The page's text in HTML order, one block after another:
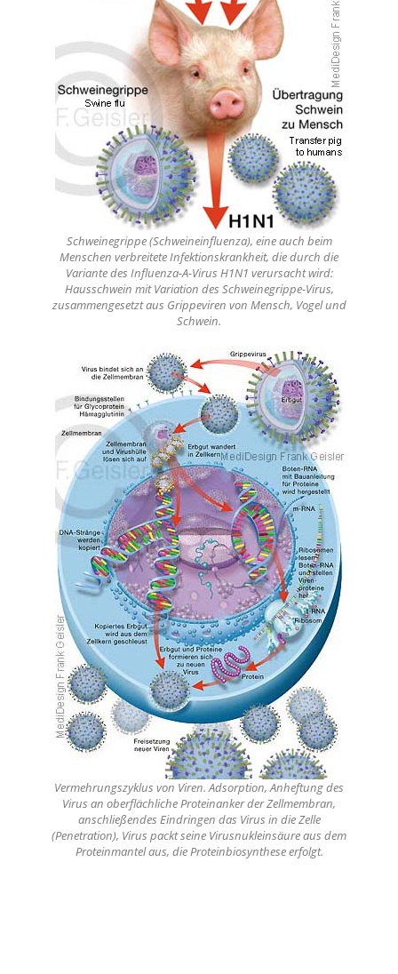
Schweinegrippe (Schweineinfluenza), eine auch beim
Menschen verbreitete Infektionskrankheit, die durch die
Variante des Influenza-A-Virus H1N1 verursacht wird:
Hausschwein mit Variation des Schweinegrippe-Virus,
zusammengesetzt aus Grippeviren von Mensch, Vogel und
Schwein.
Vermehrungszyklus von Viren. Adsorption, Anheftung des
Virus an oberflächliche Proteinanker der Zellmembran,
anschließendes Eindringen das Virus in die Zelle
(Penetration), Virus packt seine Virusnukleinsäure aus dem
Proteinmantel aus, die Proteinbiosynthese erfolgt.